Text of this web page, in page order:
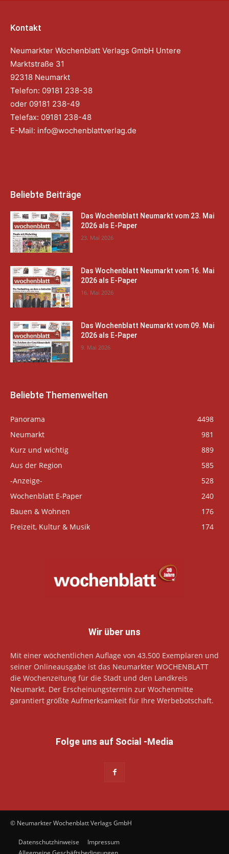
Kontakt
Neumarkter Wochenblatt Verlags GmbH Untere
Marktstraße 31
92318 Neumarkt
Telefon: 09181 238-38
oder 09181 238-49
Telefax: 09181 238-48
E-Mail: info@wochenblattverlag.de
Beliebte Beiträge
Das Wochenblatt Neumarkt vom 23. Mai
2026 als E-Paper
23. Mai 2026
Das Wochenblatt Neumarkt vom 16. Mai
2026 als E-Paper
16. Mai 2026
Das Wochenblatt Neumarkt vom 09. Mai
2026 als E-Paper
9. Mai 2026
Beliebte Themenwelten
Panorama
4498
Neumarkt
981
Kurz und wichtig
889
Aus der Region
585
-Anzeige-
528
Wochenblatt E-Paper
240
Bauen & Wohnen
176
Freizeit, Kultur & Musik
174
Wir über uns
Mit einer wöchentlichen Auflage von 43.500 Exemplaren und
seiner Onlineausgabe ist das Neumarkter WOCHENBLATT
die Wochenzeitung für die Stadt und den Landkreis
Neumarkt. Der Erscheinungstermin zur Wochenmitte
garantiert größte Aufmerksamkeit für Ihre Werbebotschaft.
Folge uns auf Social -Media
© Neumarkter Wochenblatt Verlags GmbH
Datenschutzhinweise
Impressum